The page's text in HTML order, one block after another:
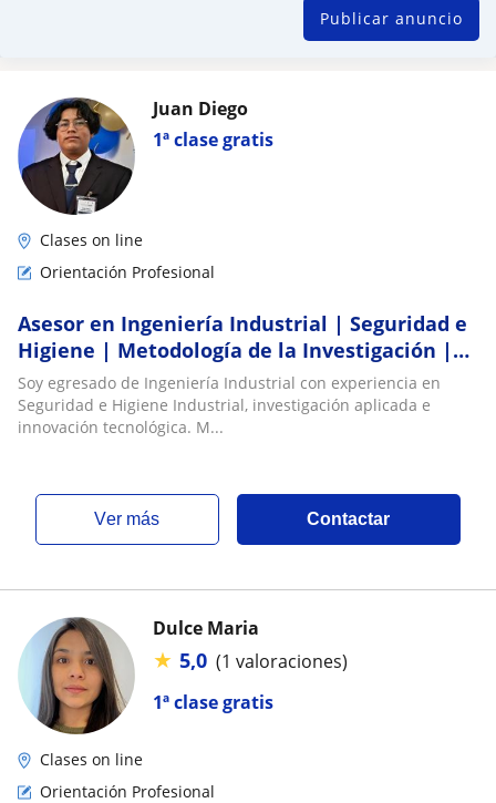
Publicar anuncio
1ª clase gratis
Juan Diego
Clases on line
Orientación Profesional
Asesor en Ingeniería Industrial | Seguridad e
Higiene | Metodología de la Investigación |
Proyectos de Titulación
Soy egresado de Ingeniería Industrial con experiencia en
Seguridad e Higiene Industrial, investigación aplicada e
innovación tecnológica. M...
ver más Contactar
1ª clase gratis
Dulce Maria
★ 5,0 (1 valoraciones)
Clases on line
Orientación Profesional